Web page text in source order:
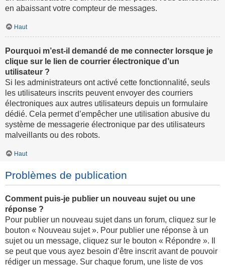
en abaissant votre compteur de messages.
Haut
Pourquoi m’est-il demandé de me connecter lorsque je
clique sur le lien de courrier électronique d’un
utilisateur ?
Si les administrateurs ont activé cette fonctionnalité, seuls
les utilisateurs inscrits peuvent envoyer des courriers
électroniques aux autres utilisateurs depuis un formulaire
dédié. Cela permet d’empêcher une utilisation abusive du
système de messagerie électronique par des utilisateurs
malveillants ou des robots.
Haut
Problèmes de publication
Comment puis-je publier un nouveau sujet ou une
réponse ?
Pour publier un nouveau sujet dans un forum, cliquez sur le
bouton « Nouveau sujet ». Pour publier une réponse à un
sujet ou un message, cliquez sur le bouton « Répondre ». Il
se peut que vous ayez besoin d’être inscrit avant de pouvoir
rédiger un message. Sur chaque forum, une liste de vos